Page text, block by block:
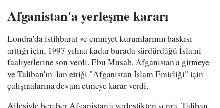
Afganistan'a yerleşme kararı
Londra'da istihbarat ve emniyet kurumlarının baskısı
arttığı için, 1997 yılına kadar burada sürdürdüğü İslami
faaliyetlerine son verdi. Ebu Musab, Afganistan'a gitmeye
ve Taliban'ın ilan ettiği "Afganistan İslam Emirliği" için
çalışmalarına devam etmeye karar verdi.
Ailesiyle beraber Afganistan'a yerleştikten sonra, Taliban